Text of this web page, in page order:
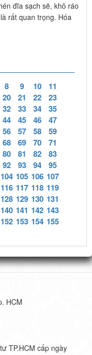
đĩa sạch sẽ, khô ráo
rất quan trọng. Hóa
8 9 10
11
20 21 22
23
32 33 34
35
44 45 46
47
56 57 58
59
68 69 70
71
80 81 82
83
92 93 94
95
104 105 106 107
116 117 118 119
128 129 130 131
140 141 142 143
152 153 154 155
HCM
TP.HCM cấp ngày